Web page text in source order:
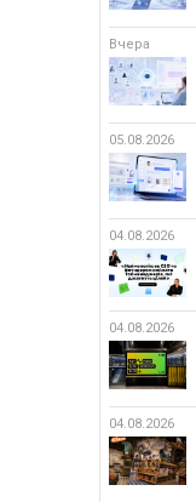
Вчера
05.08.2026
04.08.2026
04.08.2026
04.08.2026